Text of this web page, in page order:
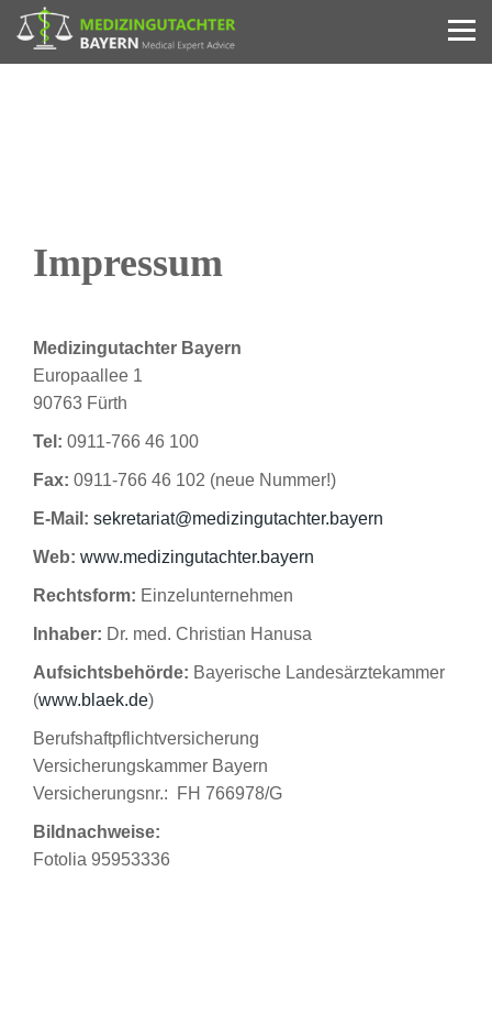
Impressum
Medizingutachter Bayern
Europaallee 1
90763 Fürth
Tel: 0911-766 46 100
Fax: 0911-766 46 102 (neue Nummer!)
E-Mail: sekretariat@medizingutachter.bayern
Web: www.medizingutachter.bayern
Rechtsform: Einzelunternehmen
Inhaber: Dr. med. Christian Hanusa
Aufsichtsbehörde: Bayerische Landesärztekammer
(www.blaek.de)
Berufshaftpflichtversicherung
Versicherungskammer Bayern
Versicherungsnr.: FH 766978/G
Bildnachweise:
Fotolia 95953336